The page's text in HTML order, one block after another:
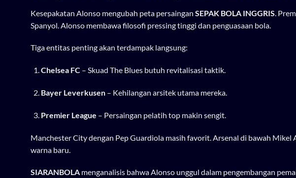
Kesepakatan Alonso mengubah peta persaingan SEPAK BOLA INGGRIS .
Spanyol. Alonso membawa filosofi pressing tinggi dan penguasaan bola.
Tiga entitas penting akan terdampak langsung:
Chelsea FC– Skuad The Blues butuh revitalisasi taktik.
Bayer Leverkusen– Kehilangan arsitek utama mereka.
Premier League – Persaingan pelatih top makin sengit.
Manchester City dengan Pep Guardiola masih favorit. Arsenal di bawah
warna baru.
SIARANBOLA menganalisis bahwa Alonso unggul dalam pengembangan